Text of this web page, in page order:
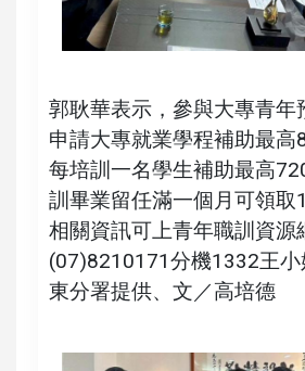
郭耿華表示，參與大專青年
申請大專就業學程補助最高
每培訓一名學生補助最高
訓畢業留任滿一個月可領取
相關資訊可上青年職訓資源
(07)8210171分機1332王
東分署提供、文／高培德